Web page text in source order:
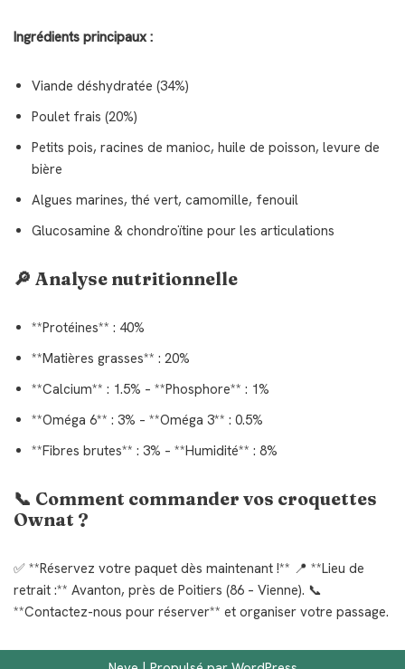
Ingrédients principaux :
Viande déshydratée (34%)
Poulet frais (20%)
Petits pois, racines de manioc, huile de poisson, levure de
bière
Algues marines, thé vert, camomille, fenouil
Glucosamine & chondroïtine pour les articulations
🔎 Analyse nutritionnelle
**Protéines** : 40%
**Matières grasses** : 20%
**Calcium** : 1.5% – **Phosphore** : 1%
**Oméga 6** : 3% – **Oméga 3** : 0.5%
**Fibres brutes** : 3% – **Humidité** : 8%
📞 Comment commander vos croquettes
Ownat ?
✅ **Réservez votre paquet dès maintenant !** 📍 **Lieu de
retrait :** Avanton, près de Poitiers (86 – Vienne). 📞
**Contactez-nous pour réserver** et organiser votre passage.